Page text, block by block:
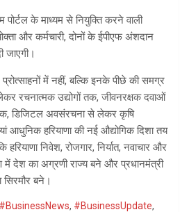
पोर्टल के माध्यम से नियुक्ति करने वाली
और कर्मचारी, दोनों के ईपीएफ अंशदान
जाएगी।
में नहीं, बल्कि इनके पीछे की समग्र
रचनात्मक उ‌द्योगों तक, जीवनरक्षक दवाओं
डिजिटल अवसंरचना से लेकर कृषि
आधुनिक हरियाणा की नई औ‌द्योगिक दिशा तय
निवेश, रोजगार, निर्यात, नवाचार और
में देश का अग्रणी राज्य बने और प्रधानमंत्री
बने।
#BusinessNews, #BusinessUpdate,